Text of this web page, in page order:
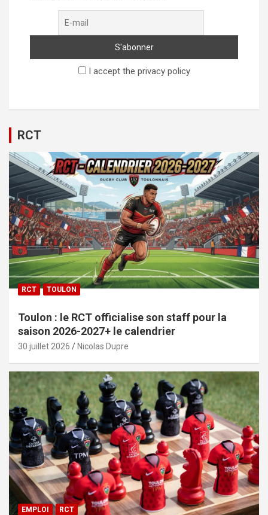
I accept the privacy policy
RCT
RCT TOULON
Toulon : le RCT officialise son staff pour la
saison 2026-2027+ le calendrier
30 juillet 2026 Nicolas Dupre
EMPLOI RCT